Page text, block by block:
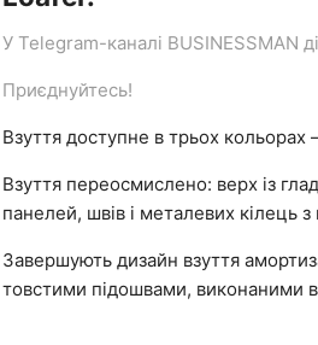
У Telegram-каналі BUSINESSMAN
Приєднуйтесь!
Взуття доступне в трьох
Взуття переосмислено: верх із
панелей, швів і металевих кілець
Завершують дизайн взуття
товстими підошвами, виконаними